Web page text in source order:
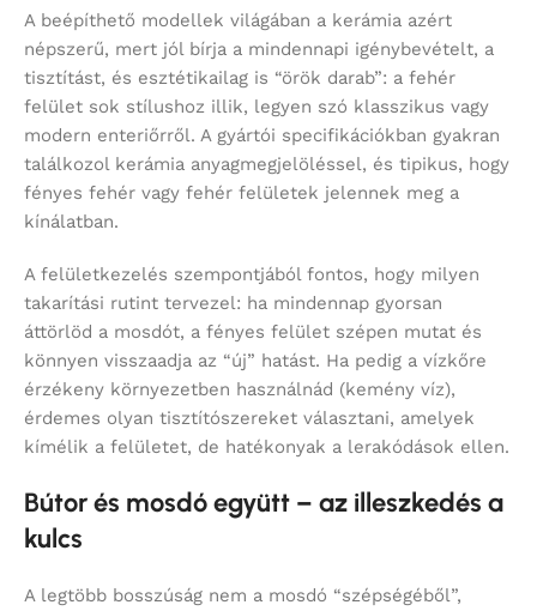
A beépíthető modellek világában a kerámia azért
népszerű, mert jól bírja a mindennapi igénybevételt, a
tisztítást, és esztétikailag is “örök darab”: a fehér
felület sok stílushoz illik, legyen szó klasszikus vagy
modern enteriőrről. A gyártói specifikációkban gyakran
találkozol kerámia anyagmegjelöléssel, és tipikus, hogy
fényes fehér vagy fehér felületek jelennek meg a
kínálatban.
A felületkezelés szempontjából fontos, hogy milyen
takarítási rutint tervezel: ha mindennap gyorsan
áttörlöd a mosdót, a fényes felület szépen mutat és
könnyen visszaadja az “új” hatást. Ha pedig a vízkőre
érzékeny környezetben használnád (kemény víz),
érdemes olyan tisztítószereket választani, amelyek
kímélik a felületet, de hatékonyak a lerakódások ellen.
Bútor és mosdó együtt – az illeszkedés a
kulcs
A legtöbb bosszúság nem a mosdó “szépségéből”,